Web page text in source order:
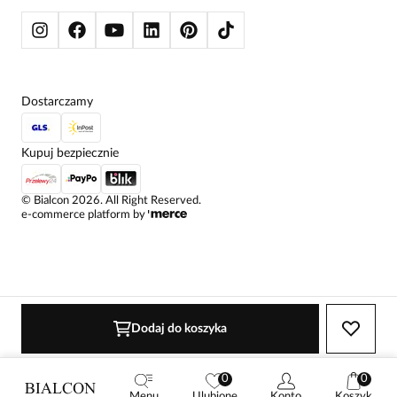
Dodaj do koszyka
© Bialcon 2026. All Right Reserved.
e-commerce platform by
Dostarczamy
Kupuj bezpiecznie
0
0